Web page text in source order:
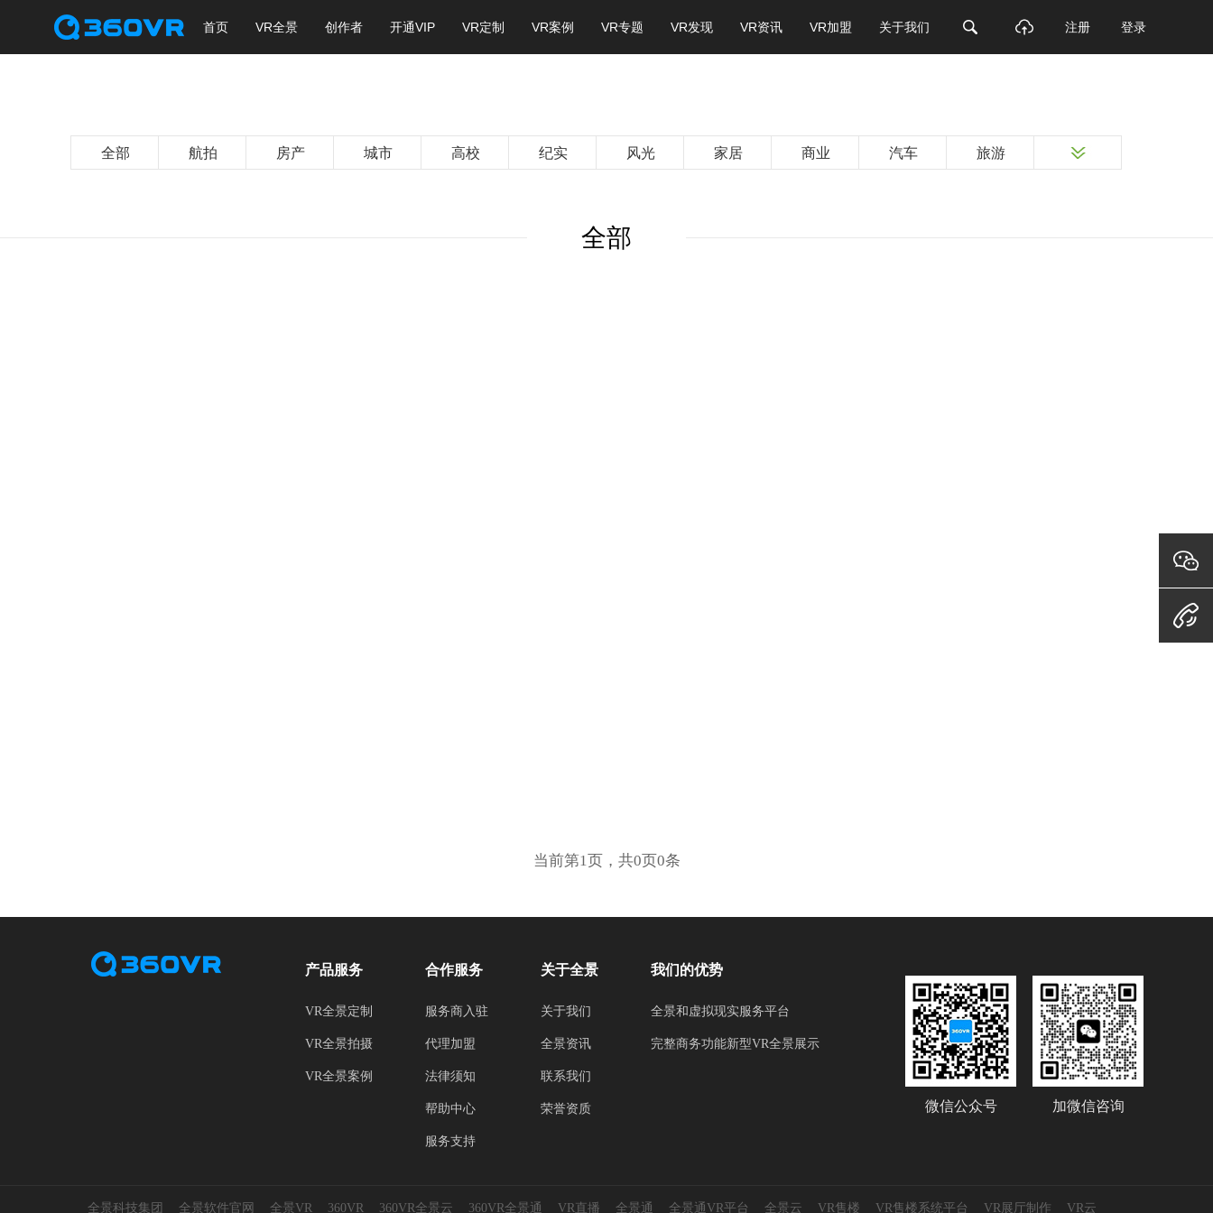
首页 VR全景 创作者 开通VIP VR定制 VR案例 VR专题 VR发现 VR资讯 VR加盟 关于我们 注册 登录
全部 航拍 房产 城市 高校 纪实 风光 家居 商业 汽车 旅游
全部
当前第1页，共0页0条
产品服务
VR全景定制
VR全景拍摄
VR全景案例
合作服务
服务商入驻
代理加盟
法律须知
帮助中心
服务支持
关于全景
关于我们
全景资讯
联系我们
荣誉资质
我们的优势
全景和虚拟现实服务平台
完整商务功能新型VR全景展示
微信公众号 加微信咨询
全景科技集团 全景软件官网 全景VR 360VR 360VR全景云 360VR全景通 VR直播 全景通 全景通VR平台 全景云 VR售楼 VR售楼系统平台 VR展厅制作 VR云